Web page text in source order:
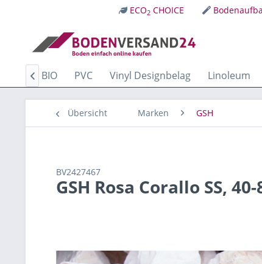
ECO2 CHOICE
BIO PVC Vinyl Designbelag Linoleum

Übersicht Marken GSH
BV2427467
GSH Rosa Corallo SS,